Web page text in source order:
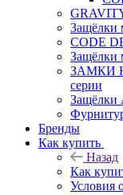
Защёлки
CODE
Защёлки
ЗАМКИ
серии
Защёлки
Бренды
Как купить
Назад
Как
Условия